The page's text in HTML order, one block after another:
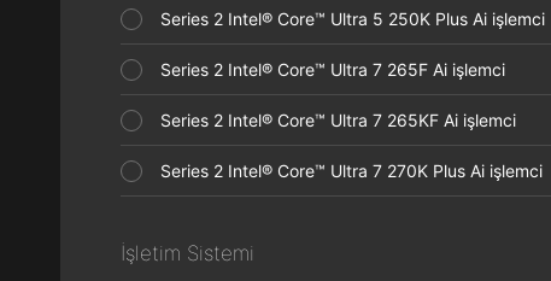
Series 2 Intel® Core™ Ultra 5 250K Plus Ai işlemci
Series 2 Intel® Core™ Ultra 7 265F Ai işlemci
Series 2 Intel® Core™ Ultra 7 265KF Ai işlemci
Series 2 Intel® Core™ Ultra 7 270K Plus Ai işlemci
İşletim Sistemi